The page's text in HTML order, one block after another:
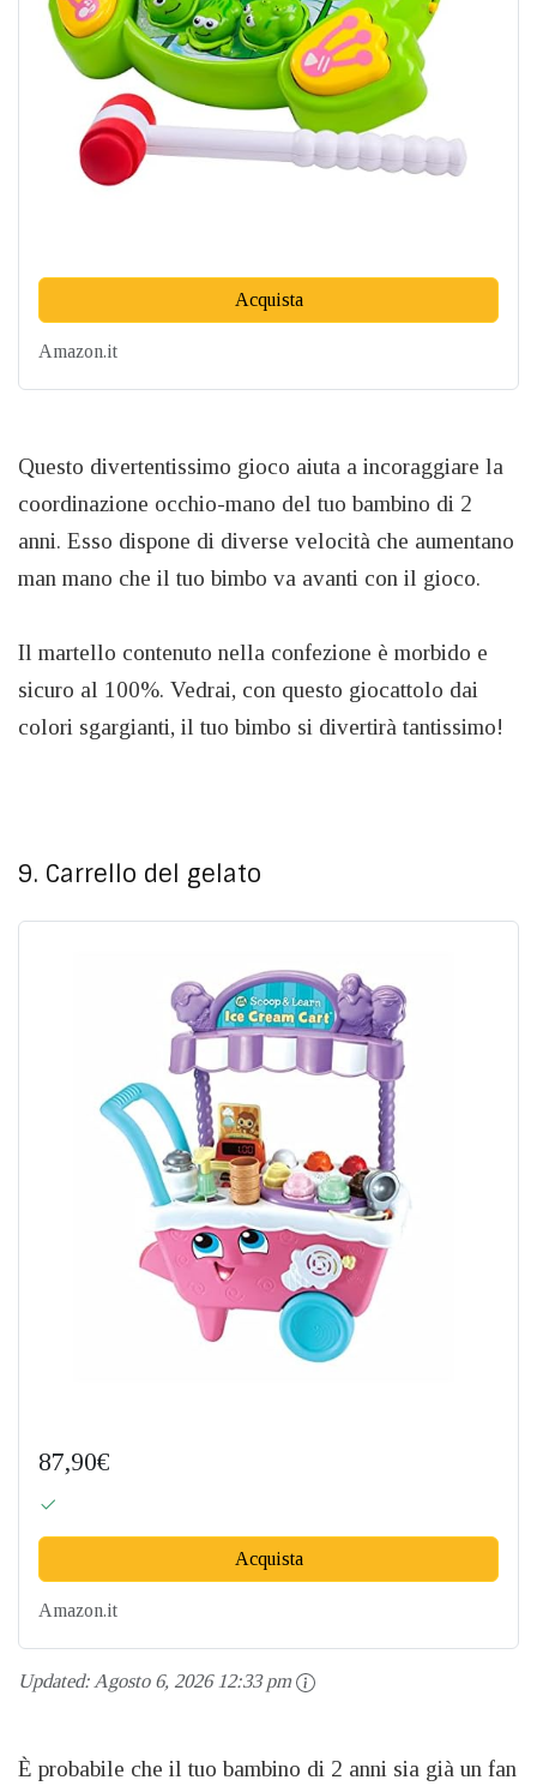
Acquista
Amazon.it
Questo divertentissimo gioco aiuta a incoraggiare la
coordinazione occhio-mano del tuo bambino di 2
anni. Esso dispone di diverse velocità che aumentano
man mano che il tuo bimbo va avanti con il gioco.
Il martello contenuto nella confezione è morbido e
sicuro al 100%. Vedrai, con questo giocattolo dai
colori sgargianti, il tuo bimbo si divertirà tantissimo!
9. Carrello del gelato
87,90€
Acquista
Amazon.it
Updated: Agosto 6, 2026 12:33 pm
È probabile che il tuo bambino di 2 anni sia già un fan